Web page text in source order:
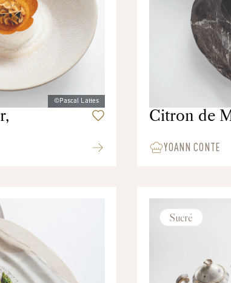
©Pascal Lattes
Citron de
YOANN CONTE
Sucré